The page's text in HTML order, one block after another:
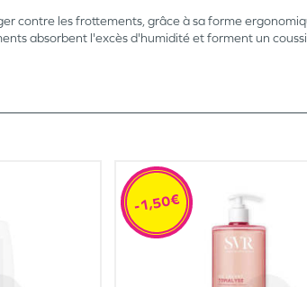
contre les frottements, grâce à sa forme
absorbent l'excès d'humidité et forment un
-1,50€